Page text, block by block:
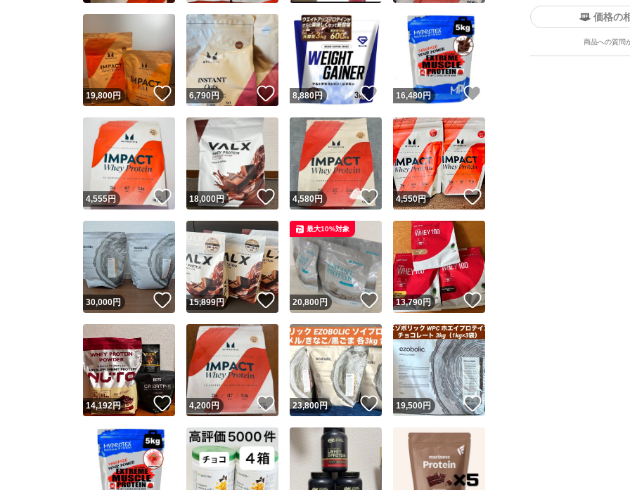
ユーザーの実績について
Yahoo!フリマが定めた一定の基準を満たしたユーザーにバッジを付与しています
安心取引出品者
安心取引出品者 Yahoo!フリマの基準をクリアした安心・安全なユーザーです
取引実績
取引実績◯+ このユーザーはYahoo!フリマの取引を完了させた実績がありま
他フリマ実績◯+ このユーザーは他フリマサービスでの取引実績があります
スピード&安心発送
※このバッジは実績に基づく表示であり、発送を保証しているものではありません
スピード＆安心発送
このユーザーは高頻度で24時間以内＆設定した発送日数内に
価格の
商品への質問
この商品の情報をコピーします
商品画像の無断転載は禁止されています
コピーは1商品につき1回です
出品ページへ
キャンセル
19,800円 いいね！
6,790円 いいね！
8,880円 いいね！
16,480円
4,555円 いいね！
18,000円 いいね！
4,580円 いいね！
4,550円 いいね！
30,000円 いいね！
15,899円 いいね！
20,800円 いいね！
最大10%対象
13,790円 いいね！
14,192円 いいね！
4,200円 いいね！
23,800円 いいね！
19,500円 いいね！